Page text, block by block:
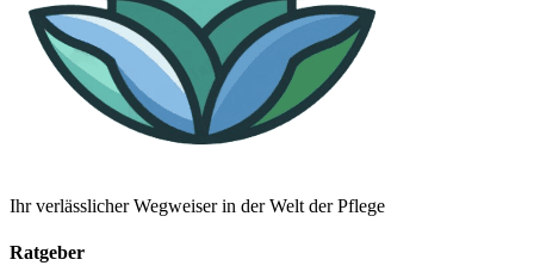
Ihr verlässlicher Wegweiser in der Welt der Pflege
Ratgeber